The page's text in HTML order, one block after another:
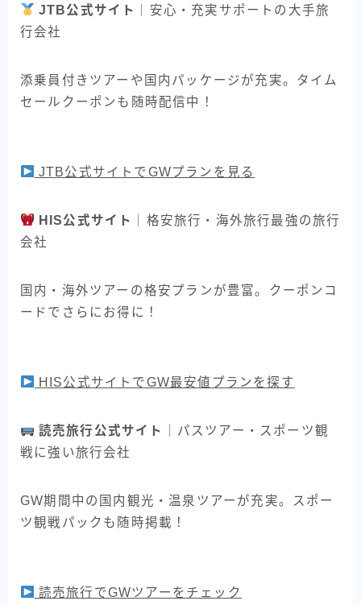
JTB公式サイト
｜安心・充実サポートの大手旅
行会社
添乗員付きツアーや国内パッケージが充実。タイム
セールクーポンも随時配信中！
JTB公式サイトでGWプランを見る
HIS公式サイト
｜格安旅行・海外旅行最強の旅行
会社
国内・海外ツアーの格安プランが豊富。クーポンコ
ードでさらにお得に！
HIS公式サイトでGW最安値プランを探す
読売旅行公式サイト
｜パスツアー・スポーツ観
戦に強い旅行会社
GW期間中の国内観光・温泉ツアーが充実。スポー
ツ観戦パックも随時掲載！
読売旅行でGWツアーをチェック